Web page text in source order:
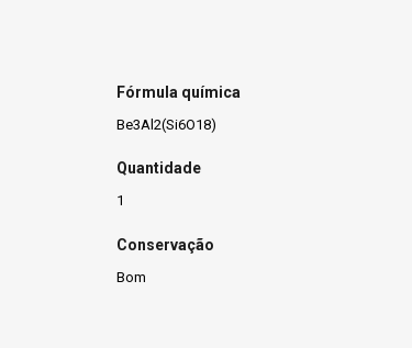
Fórmula química
Be3Al2(Si6O18)
Quantidade
1
Conservação
Bom